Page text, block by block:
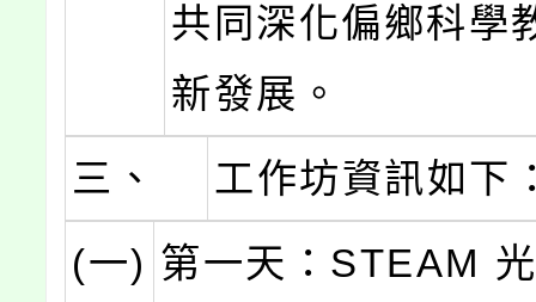
共同深化偏鄉科學
新發展。
三、
工作坊資訊如下
(一) 第一天：STEAM